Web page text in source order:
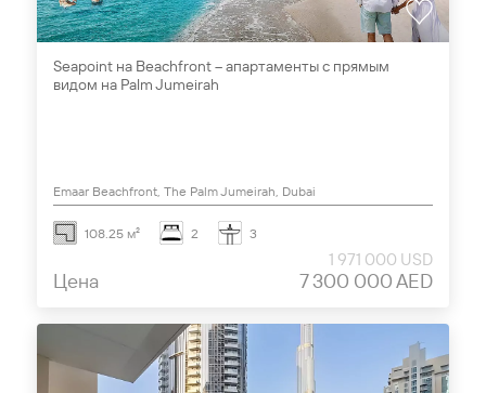
Seapoint на Beachfront – апартаменты с прямым
видом на Palm Jumeirah
Emaar Beachfront, The Palm Jumeirah, Dubai
108.25 м² 2 3
Цена
1 971 000 USD
7 300 000 AED